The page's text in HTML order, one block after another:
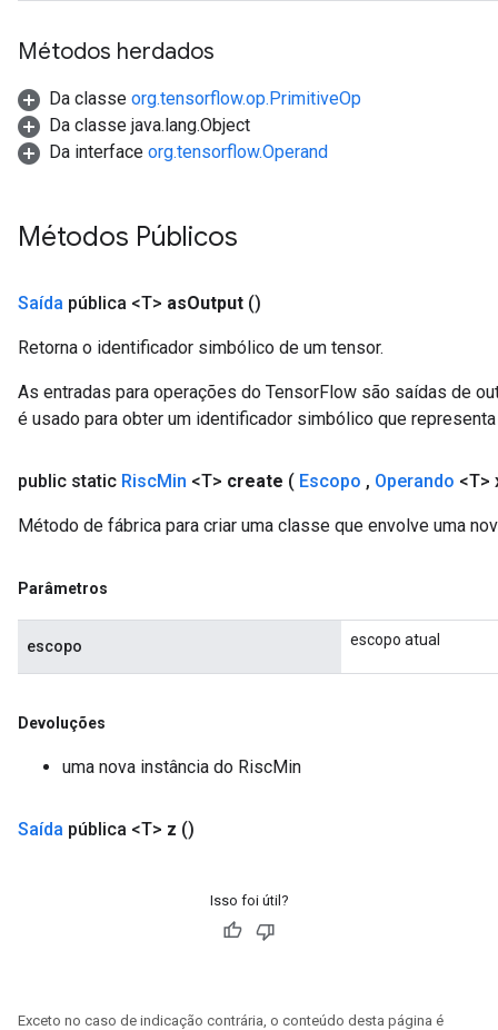
Métodos herdados
Da classe org.tensorflow.op.PrimitiveOp
Da classe java.lang.Object
Da interface org.tensorflow.Operand
Métodos Públicos
Saída pública <T> asOutput ()
Retorna o identificador simbólico de um tensor.
As entradas para operações do TensorFlow são saídas de
é usado para obter um identificador simbólico que
public static RiscMin <T> create ( Escopo , Operando <T>
Método de fábrica para criar uma classe que envolve uma
Parâmetros
escopo escopo atual
Devoluções
uma nova instância do RiscMin
Saída pública <T> z ()
Isso foi útil?
Exceto no caso de indicação contrária, o conteúdo desta página é